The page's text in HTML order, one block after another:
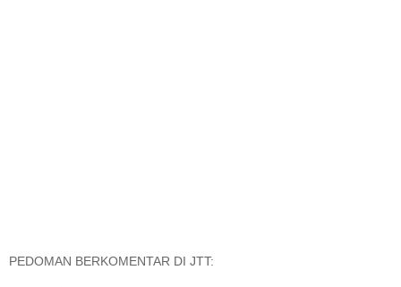
PEDOMAN BERKOMENTAR DI JTT: